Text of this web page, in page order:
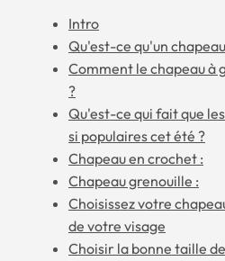
Intro
Qu'est-ce qu'un
Comment le chapeau à
?
Qu'est-ce qui fait que
si populaires cet été ?
Chapeau en crochet :
Chapeau grenouille :
Choisissez votre
de votre visage
Choisir la bonne taille